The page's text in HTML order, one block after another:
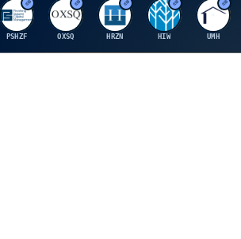
P
PSHZF
O
OXSQ
H
HRZN
H
HIW
U
UMH